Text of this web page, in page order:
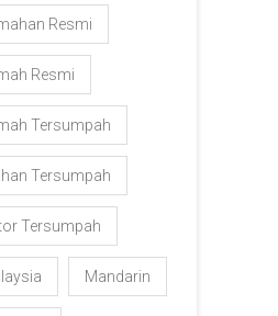
Resmi
Resmi
Tersumpah
Tersumpah
Tersumpah
Mandarin